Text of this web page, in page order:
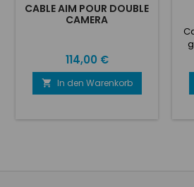
CABLE AIM POUR DOUBLE
CAMERA
Preis
114,00 €
 In den Warenkorb